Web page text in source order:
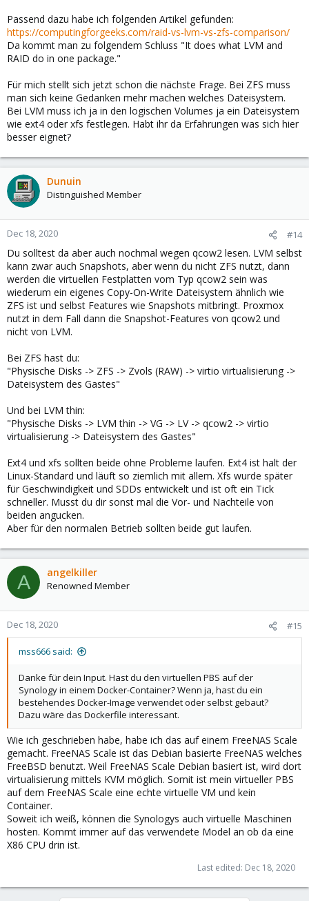
Passend dazu habe ich folgenden Artikel gefunden:
https://computingforgeeks.com/raid-vs-lvm-vs-zfs-comparison/
Da kommt man zu folgendem Schluss "It does what LVM and
RAID do in one package."
Für mich stellt sich jetzt schon die nächste Frage. Bei ZFS muss
man sich keine Gedanken mehr machen welches Dateisystem.
Bei LVM muss ich ja in den logischen Volumes ja ein Dateisystem
wie ext4 oder xfs festlegen. Habt ihr da Erfahrungen was sich hier
besser eignet?
Dunuin
Distinguished Member
Dec 18, 2020 #14
Du solltest da aber auch nochmal wegen qcow2 lesen. LVM selbst
kann zwar auch Snapshots, aber wenn du nicht ZFS nutzt, dann
werden die virtuellen Festplatten vom Typ qcow2 sein was
wiederum ein eigenes Copy-On-Write Dateisystem ähnlich wie
ZFS ist und selbst Features wie Snapshots mitbringt. Proxmox
nutzt in dem Fall dann die Snapshot-Features von qcow2 und
nicht von LVM.
Bei ZFS hast du:
"Physische Disks -> ZFS -> Zvols (RAW) -> virtio virtualisierung ->
Dateisystem des Gastes"
Und bei LVM thin:
"Physische Disks -> LVM thin -> VG -> LV -> qcow2 -> virtio
virtualisierung -> Dateisystem des Gastes"
Ext4 und xfs sollten beide ohne Probleme laufen. Ext4 ist halt der
Linux-Standard und läuft so ziemlich mit allem. Xfs wurde später
für Geschwindigkeit und SDDs entwickelt und ist oft ein Tick
schneller. Musst du dir sonst mal die Vor- und Nachteile von
beiden angucken.
Aber für den normalen Betrieb sollten beide gut laufen.
A angelkiller
Renowned Member
Dec 18, 2020 #15
mss666 said:
Danke für dein Input. Hast du den virtuellen PBS auf der
Synology in einem Docker-Container? Wenn ja, hast du ein
bestehendes Docker-Image verwendet oder selbst gebaut?
Dazu wäre das Dockerfile interessant.
Wie ich geschrieben habe, habe ich das auf einem FreeNAS Scale
gemacht. FreeNAS Scale ist das Debian basierte FreeNAS welches
FreeBSD benutzt. Weil FreeNAS Scale Debian basiert ist, wird dort
virtualisierung mittels KVM möglich. Somit ist mein virtueller PBS
auf dem FreeNAS Scale eine echte virtuelle VM und kein
Container.
Soweit ich weiß, können die Synologys auch virtuelle Maschinen
hosten. Kommt immer auf das verwendete Model an ob da eine
X86 CPU drin ist.
Last edited: Dec 18, 2020